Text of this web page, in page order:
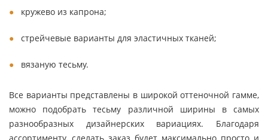
кружево из капрона;
стрейчевые варианты для эластичных тканей;
вязаную тесьму.
Все варианты представлены в широкой оттеночной гамме,
можно подобрать тесьму различной ширины в самых
разнообразных дизайнерских вариациях. Благодаря